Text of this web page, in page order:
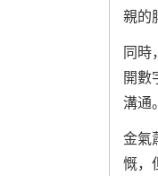
親的
同時
開數
溝通。
金氣
慨，